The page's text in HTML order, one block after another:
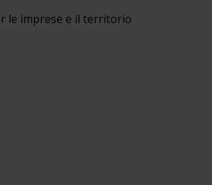
le imprese e il territorio